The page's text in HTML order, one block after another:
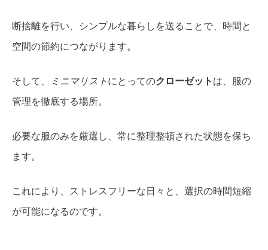
断捨離を行い、シンプルな暮らしを送ることで、時間と
空間の節約につながります。
そして、 ミニマリストにとってのクローゼットは、服の
管理を徹底する場所。
必要な服のみを厳選し、常に整理整頓された状態を保ち
ます。
これにより、ストレスフリーな日々と、選択の時間短縮
が可能になるのです。